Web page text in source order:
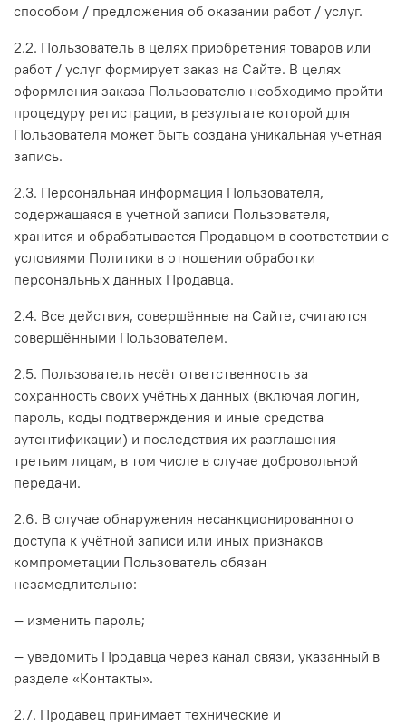
способом / предложения об оказании работ / услуг.
2.2. Пользователь в целях приобретения товаров или
работ / услуг формирует заказ на Сайте. В целях
оформления заказа Пользователю необходимо пройти
процедуру регистрации, в результате которой для
Пользователя может быть создана уникальная учетная
запись.
2.3. Персональная информация Пользователя,
содержащаяся в учетной записи Пользователя,
хранится и обрабатывается Продавцом в соответствии с
условиями Политики в отношении обработки
персональных данных Продавца.
2.4. Все действия, совершённые на Сайте, считаются
совершёнными Пользователем.
2.5. Пользователь несёт ответственность за
сохранность своих учётных данных (включая логин,
пароль, коды подтверждения и иные средства
аутентификации) и последствия их разглашения
третьим лицам, в том числе в случае добровольной
передачи.
2.6. В случае обнаружения несанкционированного
доступа к учётной записи или иных признаков
компрометации Пользователь обязан
незамедлительно:
— изменить пароль;
— уведомить Продавца через канал связи, указанный в
разделе «Контакты».
2.7. Продавец принимает технические и